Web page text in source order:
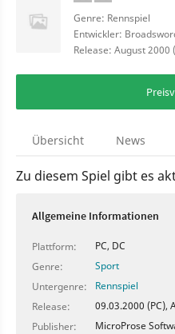
Genre: Rennspiel
Entwickler:
Release: August 2000
Übersicht News
Zu diesem Spiel gibt es
Allgemeine Informationen
Plattform:
PC, DC
Genre:
Sport
Untergenre:
Rennspiel
Release:
09.03.2000 (PC),
Publisher:
MicroProse